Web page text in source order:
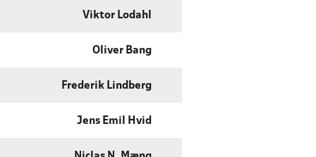
Viktor Lodahl
Oliver Bang
Frederik Lindberg
Jens Emil Hvid